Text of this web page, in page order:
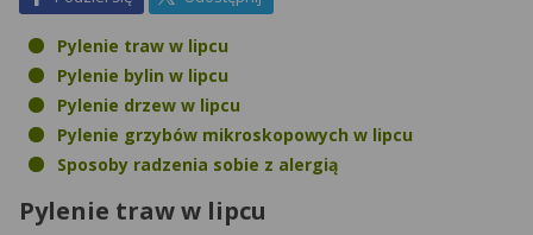
Pylenie traw w lipcu
Pylenie bylin w lipcu
Pylenie drzew w lipcu
Pylenie grzybów mikroskopowych w lipcu
Sposoby radzenia sobie z alergią
Pylenie traw w lipcu
Serwisu.